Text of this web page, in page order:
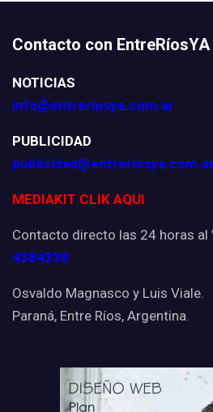
Contacto con EntreRíosYA
NOTICIAS
info@entreriosya.com.ar
PUBLICIDAD
publicidad@entreriosya.com.ar
MEDIAKIT CLIK AQUI
Contacto directo las 24 horas al
4384338
Osvaldo Magnasco y Luis Viale.
Paraná, Entre Ríos, Argentina.